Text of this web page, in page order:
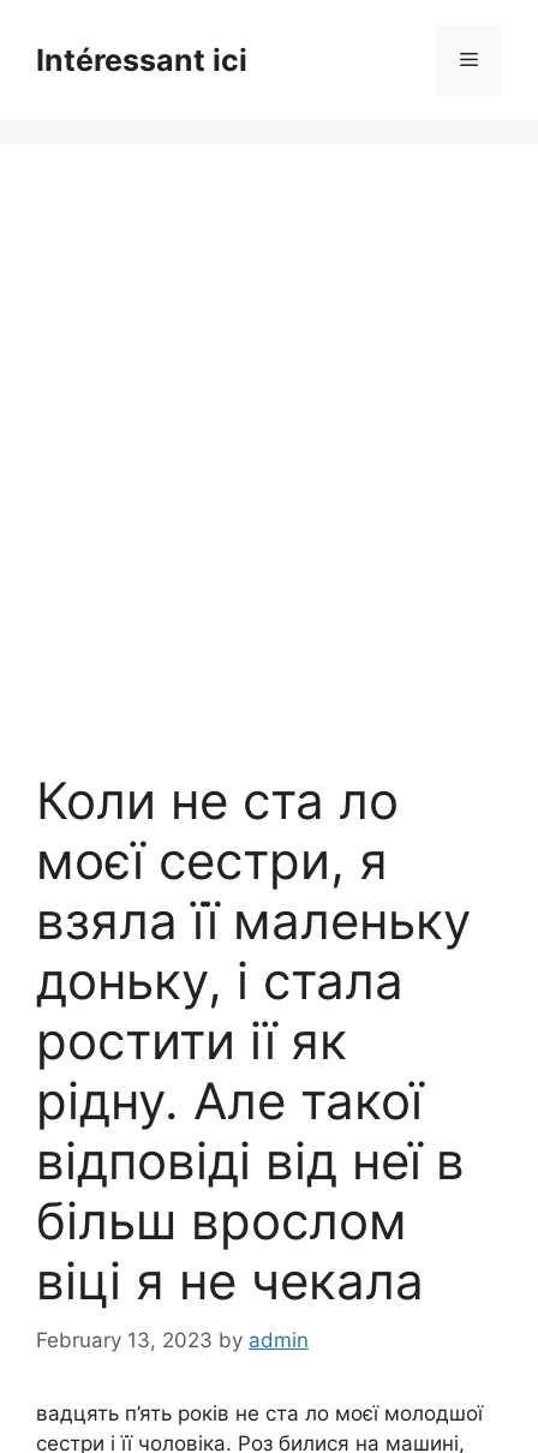
contentIntéressant ici Menu
Коли не ста ло
моєї сестри, я
взяла її маленьку
доньку, і стала
ростити ії як
рідну. Але такої
відповіді від неї в
більш врослом
віці я не чекала
February 13, 2023 by admin
вадцять п’ять років не ста ло моєї молодшої
сестри і її чоловіка. Роз билися на машині,